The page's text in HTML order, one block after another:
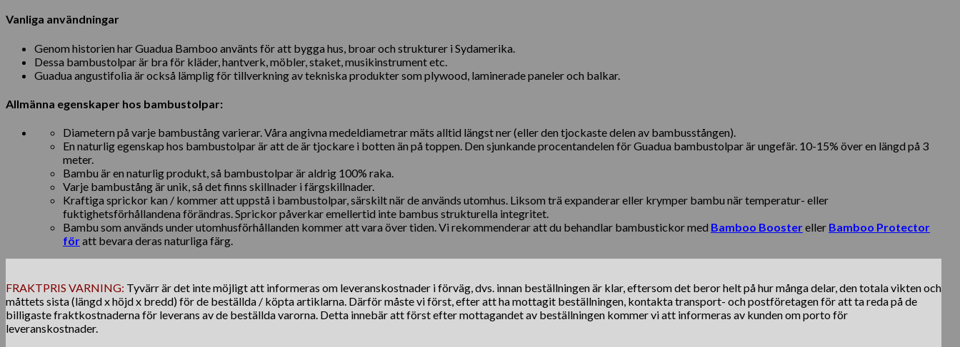
Vanliga användningar
Genom historien har Guadua Bamboo använts för att bygga hus, broar och strukturer i Sydamerika.
Dessa bambustolpar är bra för kläder, hantverk, möbler, staket, musikinstrument etc.
Guadua angustifolia är också lämplig för tillverkning av tekniska produkter som plywood, laminerade paneler och balkar.
Allmänna egenskaper hos bambustolpar:
Diametern på varje bambustång varierar. Våra angivna medeldiametrar mäts alltid längst ner (eller den tjockaste delen av bambusstången).
En naturlig egenskap hos bambustolpar är att de är tjockare i botten än på toppen. Den sjunkande procentandelen för Guadua bambustolpar är ungefär. 10-15% över en längd på 3
meter.
Bambu är en naturlig produkt, så bambustolpar är aldrig 100% raka.
Varje bambustång är unik, så det finns skillnader i färgskillnader.
Kraftiga sprickor kan / kommer att uppstå i bambustolpar, särskilt när de används utomhus. Liksom trä expanderar eller krymper bambu när temperatur- eller
fuktighetsförhållandena förändras. Sprickor påverkar emellertid inte bambus strukturella integritet.
Bambu som används under utomhusförhållanden kommer att vara över tiden. Vi rekommenderar att du behandlar bambustickor med Bamboo Boostereller Bamboo Protector
föratt bevara deras naturliga färg.
FRAKTPRIS VARNING: Tyvärr är det inte möjligt att informeras om leveranskostnader i förväg, dvs. innan beställningen är klar, eftersom det beror helt på hur många delar, den totala vikten och
måttets sista (längd x höjd x bredd) för de beställda / köpta artiklarna. Därför måste vi först, efter att ha mottagit beställningen, kontakta transport- och postföretagen för att ta reda på de
billigaste fraktkostnaderna för leverans av de beställda varorna. Detta innebär att först efter mottagandet av beställningen kommer vi att informeras av kunden om porto för
leveranskostnader.